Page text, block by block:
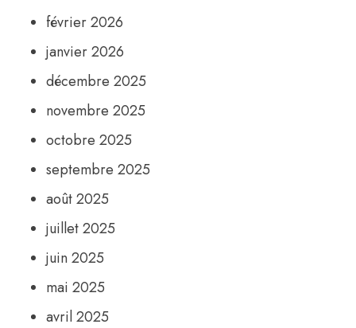
février 2026
janvier 2026
décembre 2025
novembre 2025
octobre 2025
septembre 2025
août 2025
juillet 2025
juin 2025
mai 2025
avril 2025